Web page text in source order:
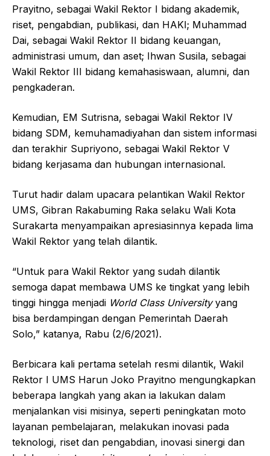
Prayitno, sebagai Wakil Rektor I bidang akademik,
riset, pengabdian, publikasi, dan HAKI; Muhammad
Dai, sebagai Wakil Rektor II bidang keuangan,
administrasi umum, dan aset; Ihwan Susila, sebagai
Wakil Rektor III bidang kemahasiswaan, alumni, dan
pengkaderan.
Kemudian, EM Sutrisna, sebagai Wakil Rektor IV
bidang SDM, kemuhamadiyahan dan sistem informasi
dan terakhir Supriyono, sebagai Wakil Rektor V
bidang kerjasama dan hubungan internasional.
Turut hadir dalam upacara pelantikan Wakil Rektor
UMS, Gibran Rakabuming Raka selaku Wali Kota
Surakarta menyampaikan apresiasinnya kepada lima
Wakil Rektor yang telah dilantik.
“Untuk para Wakil Rektor yang sudah dilantik
semoga dapat membawa UMS ke tingkat yang lebih
tinggi hingga menjadi World Class Universityyang
bisa berdampingan dengan Pemerintah Daerah
Solo,” katanya, Rabu (2/6/2021).
Berbicara kali pertama setelah resmi dilantik, Wakil
Rektor I UMS Harun Joko Prayitno mengungkapkan
beberapa langkah yang akan ia lakukan dalam
menjalankan visi misinya, seperti peningkatan moto
layanan pembelajaran, melakukan inovasi pada
teknologi, riset dan pengabdian, inovasi sinergi dan